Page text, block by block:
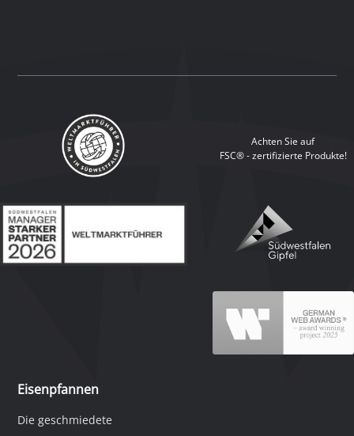
Achten Sie auf
FSC® - zertifizierte Produkte!
Eisenpfannen
Die geschmiedete